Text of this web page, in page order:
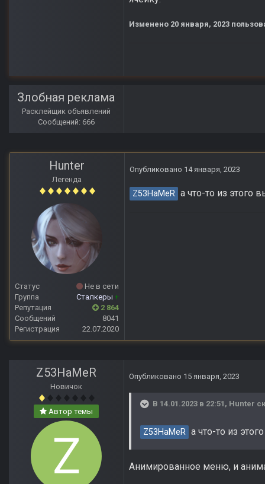
Изменено 20 января, 2023
Злобная реклама
Расклейщик объявлений
Сообщений: 666
Hunter
Легенда
Статус
Не в сети
Группа
Сталкеры +
Репутация
2 864
Сообщений
8041
Регистрация
22.07.2020
Опубликовано 14 января, 2023
Z53HaMeR а что-то из этого
Z53HaMeR
Новичок
Автор темы
Опубликовано 15 января, 2023
В 14.01.2023 в 22:51, Hunter
Z53HaMeR а что-то из
Анимированное меню, и